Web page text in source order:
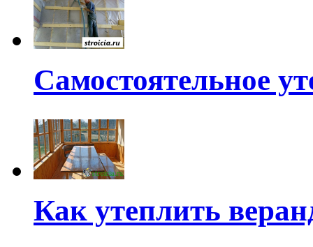
Самостоятельное
Как утеплить